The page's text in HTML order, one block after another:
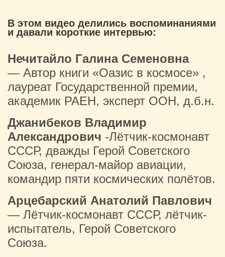
В этом видео делились воспоминаниями
и давали короткие интервью:
Нечитайло Галина Семеновна
— Автор книги «Оазис в космосе» ,
лауреат Государственной премии,
академик РАЕН, эксперт ООН, д.б.н.
Джанибеков Владимир
Александрович -Лётчик-космонавт
СССР, дважды Герой Советского
Союза, генерал-майор авиации,
командир пяти космических полётов.
Арцебарский Анатолий Павлович
— Лётчик-космонавт СССР, лётчик-
испытатель, Герой Советского
Союза.